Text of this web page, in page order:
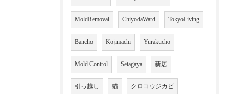
MoldRemoval ChiyodaWard TokyoLiving
Banchō Kōjimachi Yurakuchō
Mold Control Setagaya 新居
引っ越し 猫 クロコウジカビ